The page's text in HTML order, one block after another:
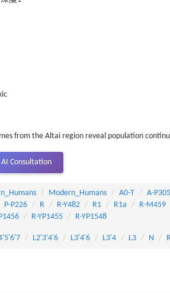
from the Altai region reveal population
AI Consultation
Modern_Humans A0-T A-P305
P-P226 R R-Y482 R1 R1a R-M459
R-YP1455 R-YP1548
L2'3'4'6 L3'4'6 L3'4 L3 N